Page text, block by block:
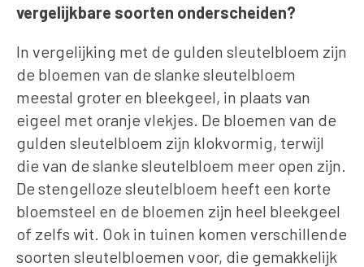
vergelijkbare soorten onderscheiden?
In vergelijking met de gulden sleutelbloem zijn
de bloemen van de slanke sleutelbloem
meestal groter en bleekgeel, in plaats van
eigeel met oranje vlekjes. De bloemen van de
gulden sleutelbloem zijn klokvormig, terwijl
die van de slanke sleutelbloem meer open zijn.
De stengelloze sleutelbloem heeft een korte
bloemsteel en de bloemen zijn heel bleekgeel
of zelfs wit. Ook in tuinen komen verschillende
soorten sleutelbloemen voor, die gemakkelijk